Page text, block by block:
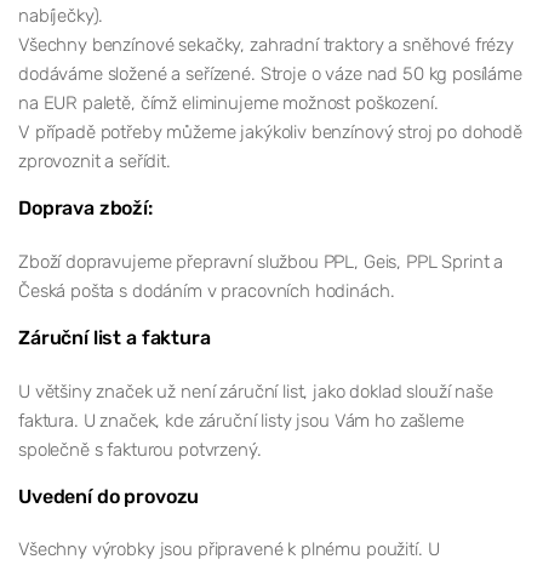
nabíječky).
Všechny benzínové sekačky, zahradní traktory a sněhové frézy
dodáváme složené a seřízené. Stroje o váze nad 50 kg posíláme
na EUR paletě, čímž eliminujeme možnost poškození.
V případě potřeby můžeme jakýkoliv benzínový stroj po dohodě
zprovoznit a seřídit.
Doprava zboží:
Zboží dopravujeme přepravní službou PPL, Geis, PPL Sprint a
Česká pošta s dodáním v pracovních hodinách.
Záruční list a faktura
U většiny značek už není záruční list, jako doklad slouží naše
faktura. U značek, kde záruční listy jsou Vám ho zašleme
společně s fakturou potvrzený.
Uvedení do provozu
Všechny výrobky jsou připravené k plnému použití. U